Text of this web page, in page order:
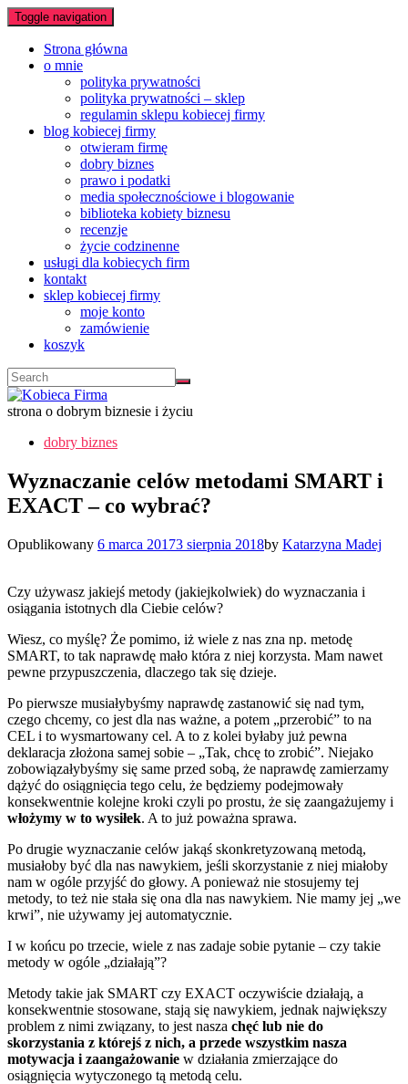
Toggle navigation
Strona główna
o mnie
polityka prywatności
polityka prywatności – sklep
regulamin sklepu kobiecej firmy
blog kobiecej firmy
otwieram firmę
dobry biznes
prawo i podatki
media społecznościowe i blogowanie
biblioteka kobiety biznesu
recenzje
życie codzinenne
usługi dla kobiecych firm
kontakt
sklep kobiecej firmy
moje konto
zamówienie
koszyk
strona o dobrym biznesie i życiu
dobry biznes
Wyznaczanie celów metodami SMART i
EXACT – co wybrać?
Opublikowany 6 marca 20173 sierpnia 2018by Katarzyna Madej
Czy używasz jakiejś metody (jakiejkolwiek) do wyznaczania i
osiągania istotnych dla Ciebie celów?
Wiesz, co myślę? Że pomimo, iż wiele z nas zna np. metodę
SMART, to tak naprawdę mało która z niej korzysta. Mam nawet
pewne przypuszczenia, dlaczego tak się dzieje.
Po pierwsze musiałybyśmy naprawdę zastanowić się nad tym,
czego chcemy, co jest dla nas ważne, a potem „przerobić” to na
CEL i to wysmartowany cel. A to z kolei byłaby już pewna
deklaracja złożona samej sobie – „Tak, chcę to zrobić”. Niejako
zobowiązałybyśmy się same przed sobą, że naprawdę zamierzamy
dążyć do osiągnięcia tego celu, że będziemy podejmowały
konsekwentnie kolejne kroki czyli po prostu, że się zaangażujemy i
włożymy w to wysiłek. A to już poważna sprawa.
Po drugie wyznaczanie celów jakąś skonkretyzowaną metodą,
musiałoby być dla nas nawykiem, jeśli skorzystanie z niej miałoby
nam w ogóle przyjść do głowy. A ponieważ nie stosujemy tej
metody, to też nie stała się ona dla nas nawykiem. Nie mamy jej „we
krwi”, nie używamy jej automatycznie.
I w końcu po trzecie, wiele z nas zadaje sobie pytanie – czy takie
metody w ogóle „działają”?
Metody takie jak SMART czy EXACT oczywiście działają, a
konsekwentnie stosowane, stają się nawykiem, jednak największy
problem z nimi związany, to jest nasza chęć lub nie do
skorzystania z którejś z nich, a przede wszystkim nasza
motywacja i zaangażowanie w działania zmierzające do
osiągnięcia wytyczonego tą metodą celu.